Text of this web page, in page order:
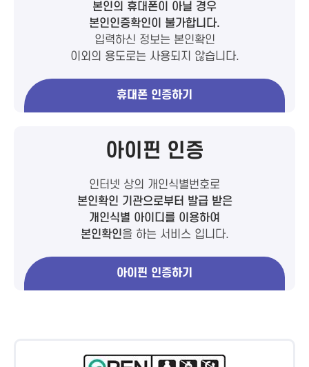
본인의 휴대폰이 아닐 경우
본인인증확인이 불가합니다.
입력하신 정보는 본인확인
이외의 용도로는 사용되지 않습니다.
휴대폰 인증하기
아이핀 인증
인터넷 상의 개인식별번호로
본인확인 기관으로부터 발급 받은
개인식별 아이디를 이용하여
본인확인을 하는 서비스 입니다.
아이핀 인증하기